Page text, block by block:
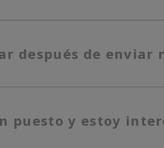
después de enviar
puesto y estoy